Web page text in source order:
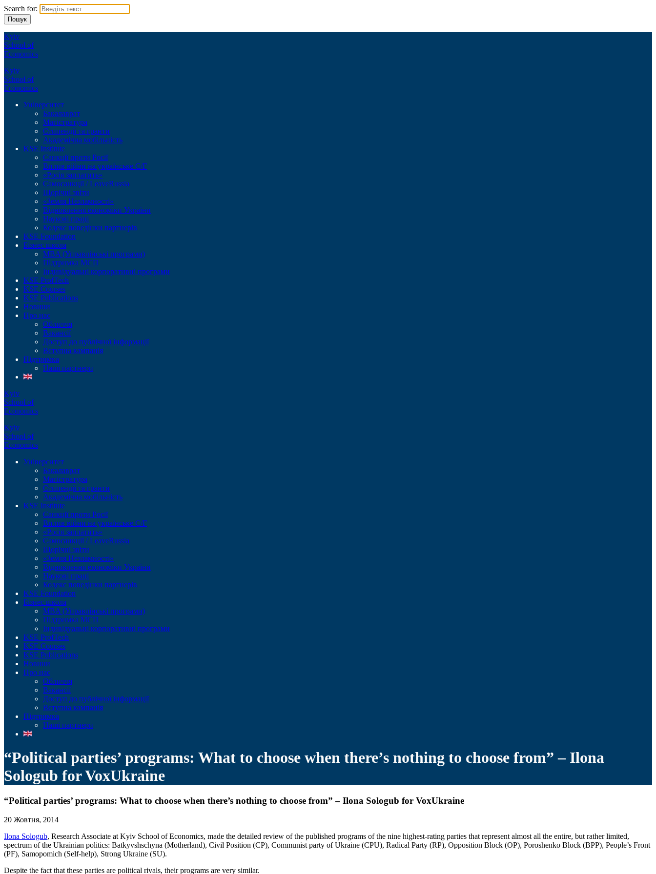
Search for:
Kyiv
School of
Economics
Kyiv
School of
Economics
Університет
Бакалаврат
Магістратура
Стипендії та гранти
Академічна мобільність
KSE Institute
Санкції проти Росії
Вплив війни на українське С/Г
«Росія заплатить»
Самосанкції / LeaveRussia
Щорічні звіти
«Земля Незламності»
Відновлення економіки України
Наукові праці
Кодекс поведінки партнерів
KSE Foundation
Бізнес школа
MBA (Управлінські програми)
Підтримка МСП
Індивідуальні корпоративні програми
KSE ProfTech
KSE Courses
KSE Publications
Новини
Про нас
Обличчя
Вакансії
Доступ до публічної інформації
Вступна кампанія
Підтримка
Наші партнери
Kyiv
School of
Economics
Kyiv
School of
Economics
Університет
Бакалаврат
Магістратура
Стипендії та гранти
Академічна мобільність
KSE Institute
Санкції проти Росії
Вплив війни на українське С/Г
«Росія заплатить»
Самосанкції / LeaveRussia
Щорічні звіти
«Земля Незламності»
Відновлення економіки України
Наукові праці
Кодекс поведінки партнерів
KSE Foundation
Бізнес школа
MBA (Управлінські програми)
Підтримка МСП
Індивідуальні корпоративні програми
KSE ProfTech
KSE Courses
KSE Publications
Новини
Про нас
Обличчя
Вакансії
Доступ до публічної інформації
Вступна кампанія
Підтримка
Наші партнери
“Political parties’ programs: What to choose when there’s nothing to choose from” – Ilona
Sologub for VoxUkraine
“Political parties’ programs: What to choose when there’s nothing to choose from” – Ilona Sologub for VoxUkraine
20 Жовтня, 2014
Ilona Sologub, Research Associate at Kyiv School of Economics, made the detailed review of the published programs of the nine highest-rating parties that represent almost all the entire, but rather limited,
spectrum of the Ukrainian politics: Batkyvshschyna (Motherland), Civil Position (CP), Communist party of Ukraine (CPU), Radical Party (RP), Opposition Block (OP), Poroshenko Block (BPP), People’s Front
(PF), Samopomich (Self-help), Strong Ukraine (SU).
Despite the fact that these parties are political rivals, their programs are very similar.